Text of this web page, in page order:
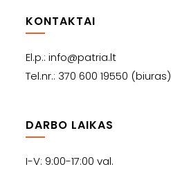
KONTAKTAI
El.p.: info@patria.lt
Tel.nr.: 370 600 19550 (biuras)
DARBO LAIKAS
I-V: 9:00-17:00 val.